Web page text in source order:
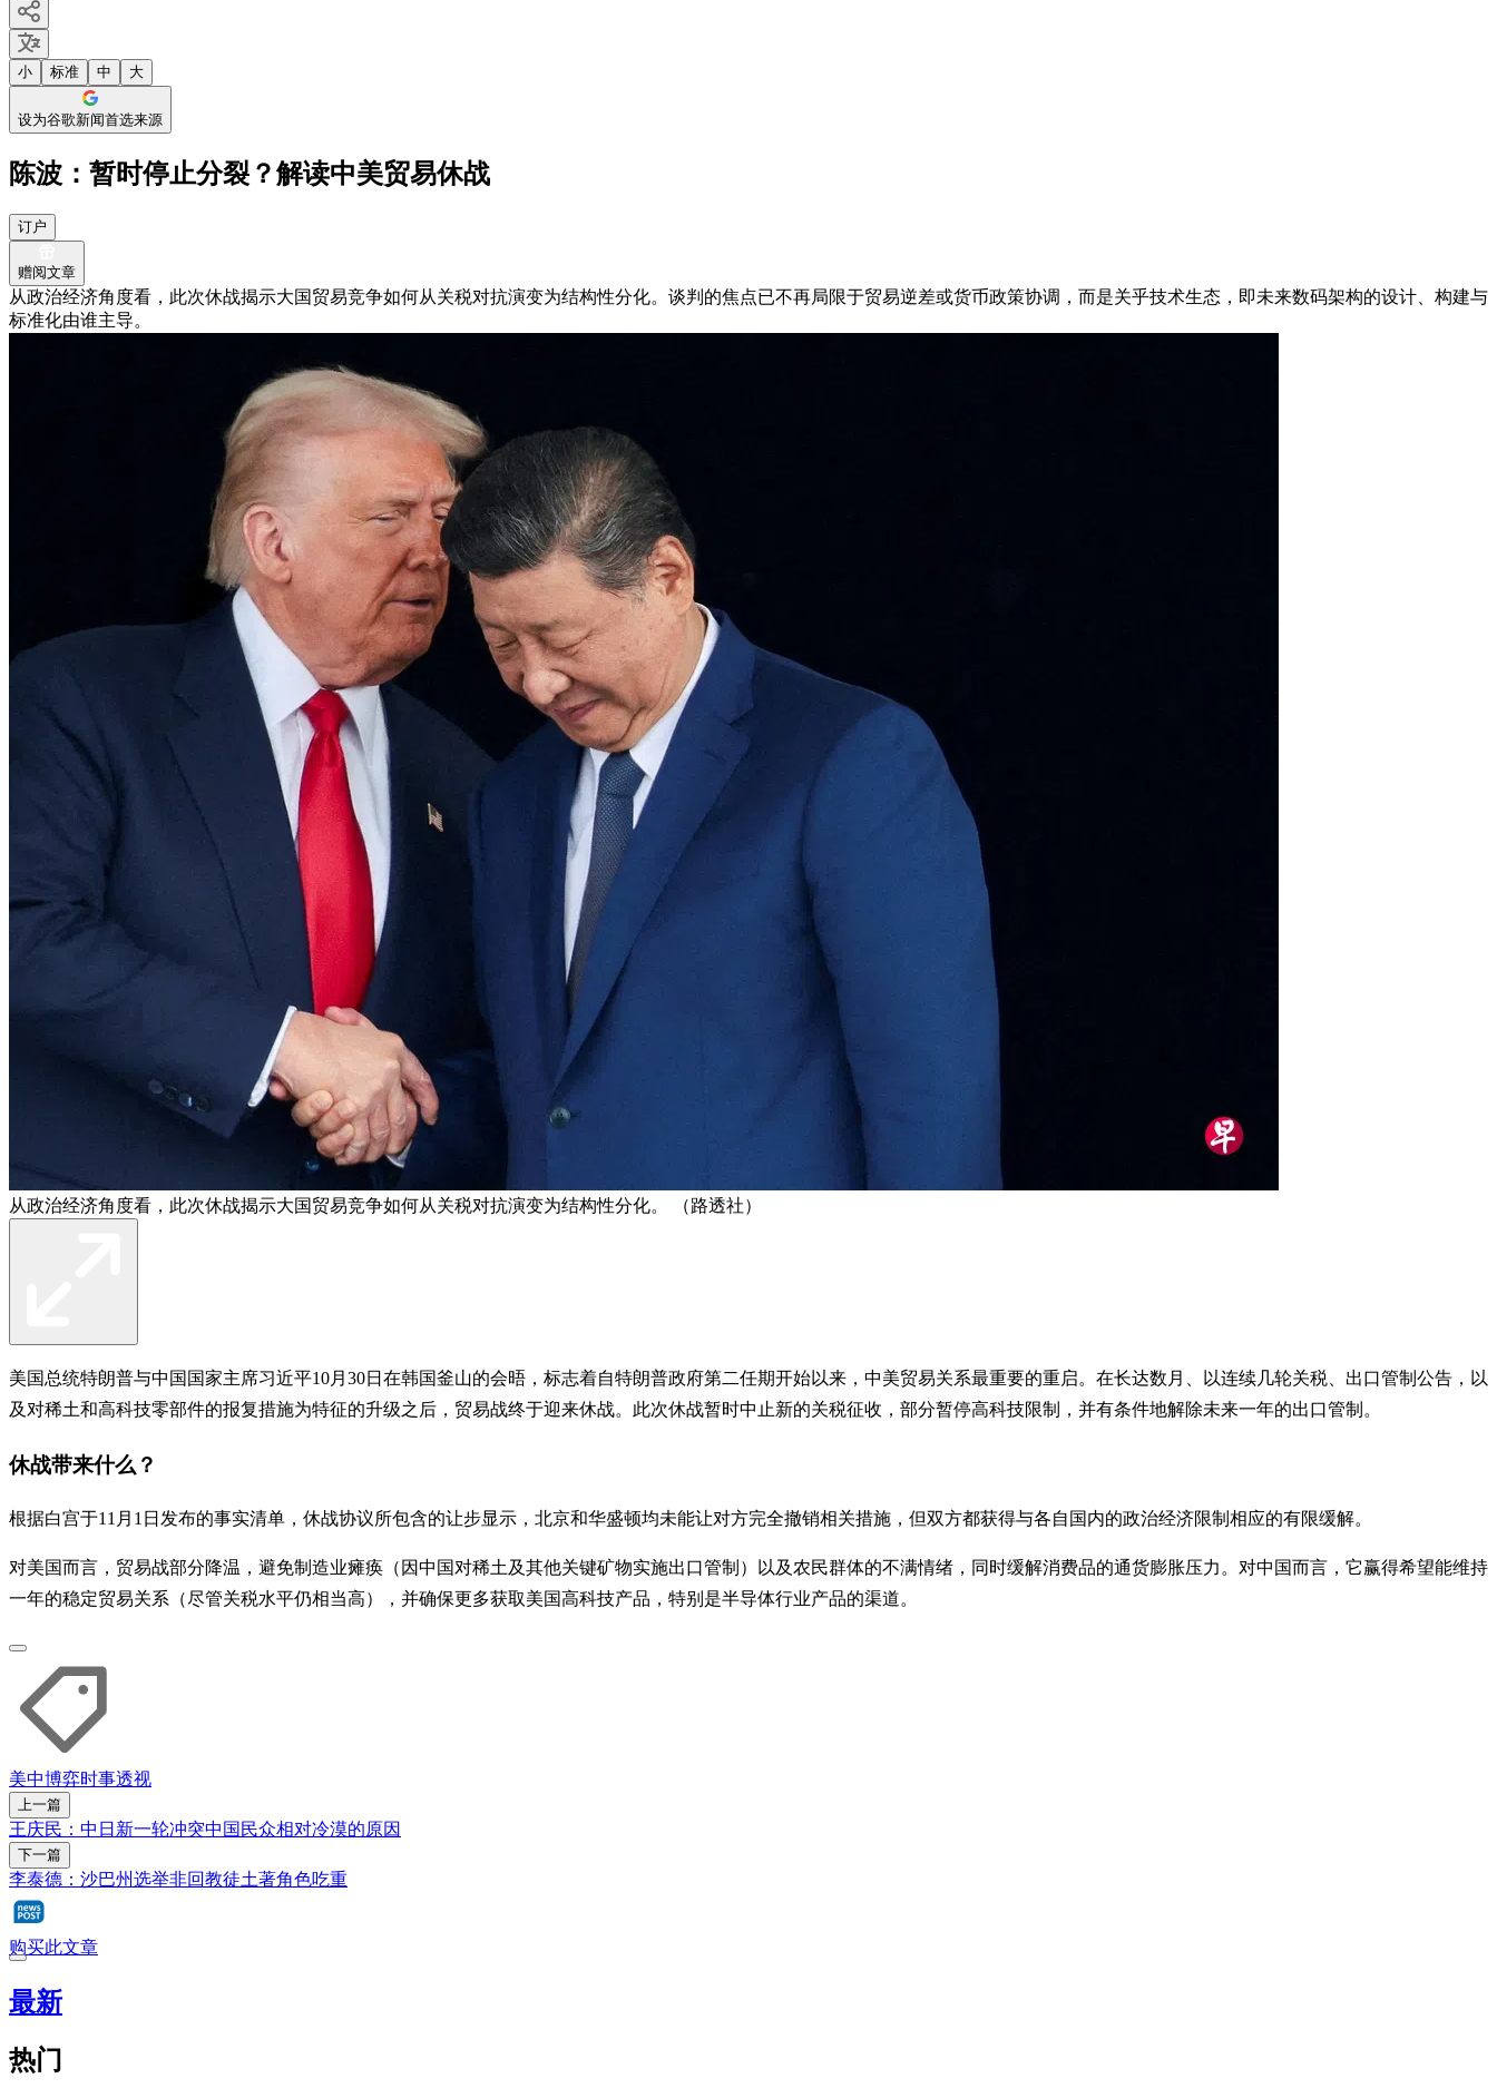
小 标准 中 大
设为谷歌新闻首选来源
陈波：暂时停止分裂？解读中美贸易休战
订户
赠阅文章
从政治经济角度看，此次休战揭示大国贸易竞争如何从关税对抗演变为结构性分化。谈判的焦点已不再局限于贸易逆差或货币政策协调，而是关乎技术生态，即未来数码架构的设计、构建与
标准化由谁主导。
从政治经济角度看，此次休战揭示大国贸易竞争如何从关税对抗演变为结构性分化。 （路透社）
美国总统特朗普与中国国家主席习近平10月30日在韩国釜山的会晤，标志着自特朗普政府第二任期开始以来，中美贸易关系最重要的重启。在长达数月、以连续几轮关税、出口管制公告，以
及对稀土和高科技零部件的报复措施为特征的升级之后，贸易战终于迎来休战。此次休战暂时中止新的关税征收，部分暂停高科技限制，并有条件地解除未来一年的出口管制。
休战带来什么？
根据白宫于11月1日发布的事实清单，休战协议所包含的让步显示，北京和华盛顿均未能让对方完全撤销相关措施，但双方都获得与各自国内的政治经济限制相应的有限缓解。
对美国而言，贸易战部分降温，避免制造业瘫痪（因中国对稀土及其他关键矿物实施出口管制）以及农民群体的不满情绪，同时缓解消费品的通货膨胀压力。对中国而言，它赢得希望能维持
一年的稳定贸易关系（尽管关税水平仍相当高），并确保更多获取美国高科技产品，特别是半导体行业产品的渠道。
美中博弈时事透视
上一篇
王庆民：中日新一轮冲突中国民众相对冷漠的原因
下一篇
李泰德：沙巴州选举非回教徒土著角色吃重
购买此文章
最新
热门